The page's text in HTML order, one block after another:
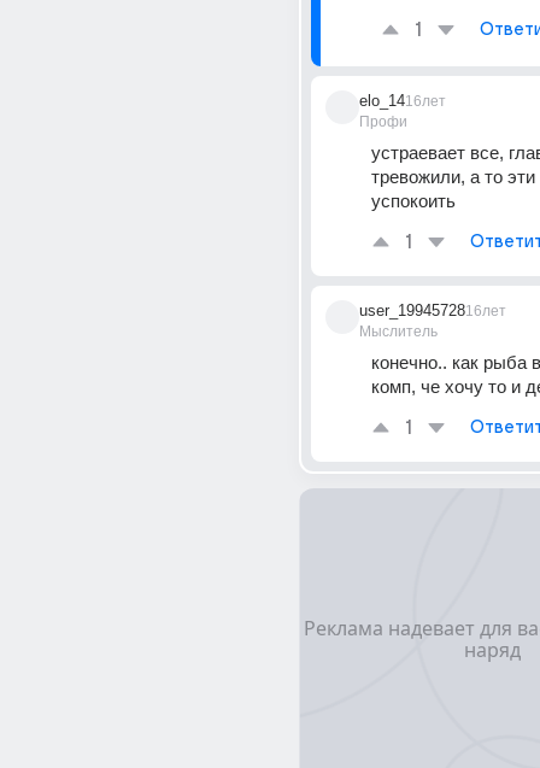
1
elo_14
Профи
16лет
устраевает все,
тревожили, а то
успокоить
1
user_19945728
Мыслитель
16лет
конечно.. как рыба
комп, че хочу то и
1